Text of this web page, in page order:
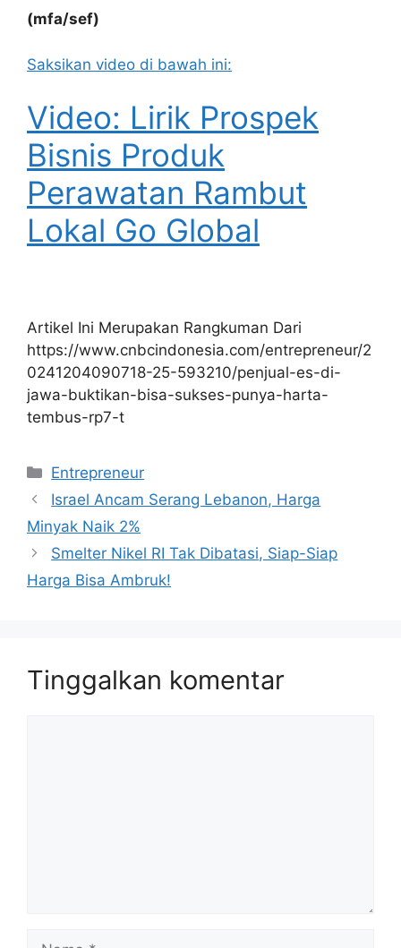
(mfa/sef)
Saksikan video di bawah ini:
Video: Lirik Prospek
Bisnis Produk
Perawatan Rambut
Lokal Go Global
Artikel Ini Merupakan Rangkuman Dari
https://www.cnbcindonesia.com/entrepreneur/2
0241204090718-25-593210/penjual-es-di-
jawa-buktikan-bisa-sukses-punya-harta-
tembus-rp7-t
Kategori
Entrepreneur
Israel Ancam Serang Lebanon, Harga
Minyak Naik 2%
Smelter Nikel RI Tak Dibatasi, Siap-Siap
Harga Bisa Ambruk!
Tinggalkan komentar
Nama